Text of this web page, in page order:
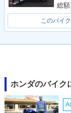
マイナーチェンジ
総額:
このバイ
ホンダのバイク